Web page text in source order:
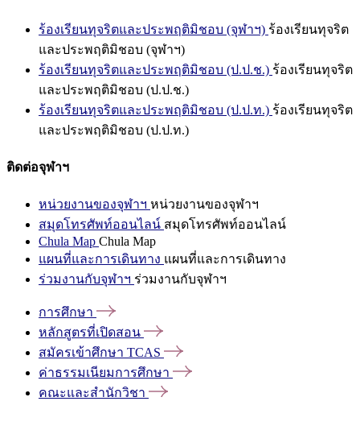
ร้องเรียนทุจริตและประพฤติมิชอบ (จุฬาฯ) ร้องเรียนทุจริต
และประพฤติมิชอบ (จุฬาฯ)
ร้องเรียนทุจริตและประพฤติมิชอบ (ป.ป.ช.) ร้องเรียนทุจริต
และประพฤติมิชอบ (ป.ป.ช.)
ร้องเรียนทุจริตและประพฤติมิชอบ (ป.ป.ท.) ร้องเรียนทุจริต
และประพฤติมิชอบ (ป.ป.ท.)
ติดต่อจุฬาฯ
หน่วยงานของจุฬาฯ หน่วยงานของจุฬาฯ
สมุดโทรศัพท์ออนไลน์ สมุดโทรศัพท์ออนไลน์
Chula Map Chula Map
แผนที่และการเดินทาง แผนที่และการเดินทาง
ร่วมงานกับจุฬาฯ ร่วมงานกับจุฬาฯ
การศึกษา
หลักสูตรที่เปิดสอน
สมัครเข้าศึกษา TCAS
ค่าธรรมเนียมการศึกษา
คณะและสำนักวิชา